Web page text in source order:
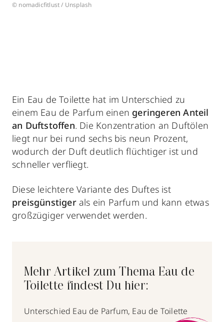
Aktionen
© nomadicfitlust / Unsplash
Ein Eau de Toilette hat im Unterschied zu
einem Eau de Parfum einen geringeren Anteil
an Duftstoffen. Die Konzentration an Duftölen
liegt nur bei rund sechs bis neun Prozent,
wodurch der Duft deutlich flüchtiger ist und
schneller verfliegt.
Diese leichtere Variante des Duftes ist
preisgünstiger als ein Parfum und kann etwas
großzügiger verwendet werden.
Mehr Artikel zum Thema Eau de
Toilette findest Du hier:
Unterschied Eau de Parfum, Eau de Toilette